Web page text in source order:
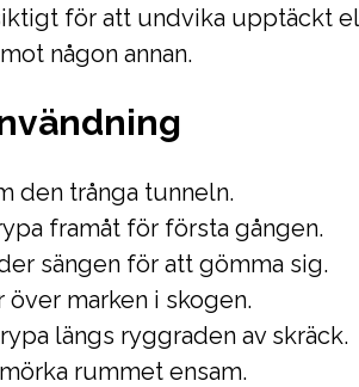
för att undvika upptäckt
någon annan.
den trånga tunneln.
framåt för första gången.
sängen för att gömma sig.
över marken i skogen.
längs ryggraden av skräck.
rummet ensam.